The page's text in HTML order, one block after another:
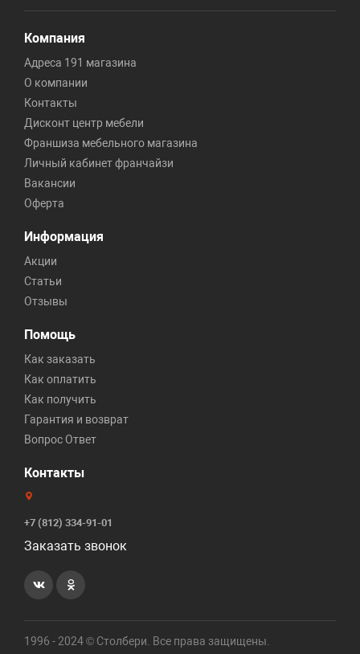
Компания
Адреса 191 магазина
О компании
Контакты
Дисконт центр мебели
Франшиза мебельного магазина
Личный кабинет франчайзи
Вакансии
Оферта
Информация
Акции
Статьи
Отзывы
Помощь
Как заказать
Как оплатить
Как получить
Гарантия и возврат
Вопрос Ответ
Контакты
+7 (812) 334-91-01
Заказать звонок
1996 - 2024 © Столбери. Все права защищены.